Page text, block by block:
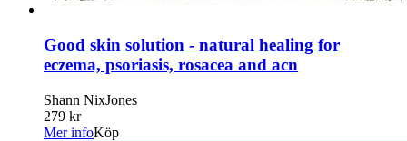
Good skin solution - natural healing for
eczema, psoriasis, rosacea and acn
Shann NixJones
279 kr
Mer infoKöp